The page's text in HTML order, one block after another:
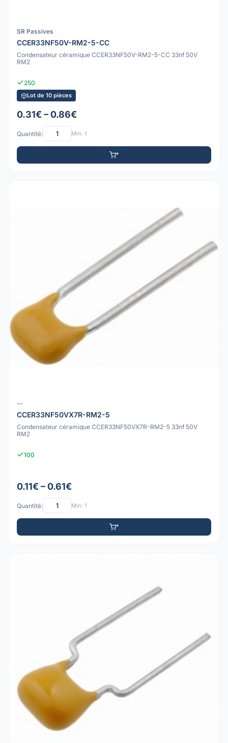
SR Passives
CCER33NF50V-RM2-5-CC
Condensateur céramique CCER33NF50V-RM2-5-CC 33nf 50V
RM2
250
Lot de 10 pièces
0.31€ – 0.86€
Quantité: Min: 1
--
CCER33NF50VX7R-RM2-5
Condensateur céramique CCER33NF50VX7R-RM2-5 33nf 50V
RM2
100
0.11€ – 0.61€
Quantité: Min: 1